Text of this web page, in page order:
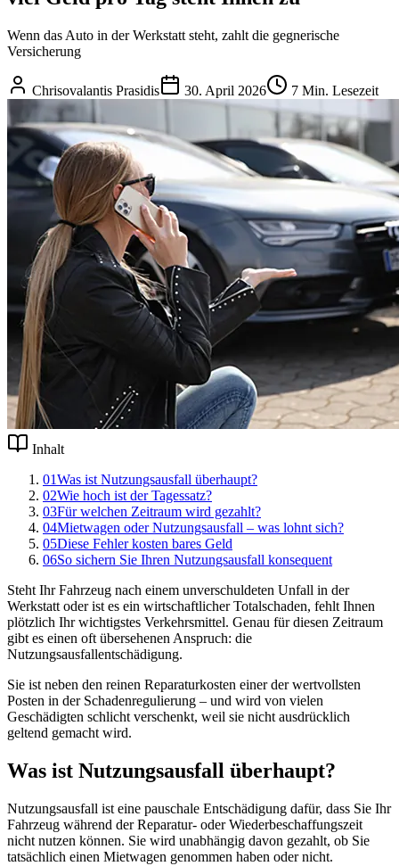
Wenn das Auto in der Werkstatt steht, zahlt die gegnerische
Versicherung
Chrisovalantis Prasidis 30. April 2026 7 Min. Lesezeit
Inhalt
01Was ist Nutzungsausfall überhaupt?
02Wie hoch ist der Tagessatz?
03Für welchen Zeitraum wird gezahlt?
04Mietwagen oder Nutzungsausfall – was lohnt sich?
05Diese Fehler kosten bares Geld
06So sichern Sie Ihren Nutzungsausfall konsequent
Steht Ihr Fahrzeug nach einem unverschuldeten Unfall in der
Werkstatt oder ist es ein wirtschaftlicher Totalschaden, fehlt Ihnen
plötzlich Ihr wichtigstes Verkehrsmittel. Genau für diesen Zeitraum
gibt es einen oft übersehenen Anspruch: die
Nutzungsausfallentschädigung.
Sie ist neben den reinen Reparaturkosten einer der wertvollsten
Posten in der Schadenregulierung – und wird von vielen
Geschädigten schlicht verschenkt, weil sie nicht ausdrücklich
geltend gemacht wird.
Was ist Nutzungsausfall überhaupt?
Nutzungsausfall ist eine pauschale Entschädigung dafür, dass Sie Ihr
Fahrzeug während der Reparatur- oder Wiederbeschaffungszeit
nicht nutzen können. Sie wird unabhängig davon gezahlt, ob Sie
tatsächlich einen Mietwagen genommen haben oder nicht.